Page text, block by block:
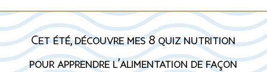
Cet été, découvre mes 8 quiz nutrition
pour apprendre l’alimentation de façon